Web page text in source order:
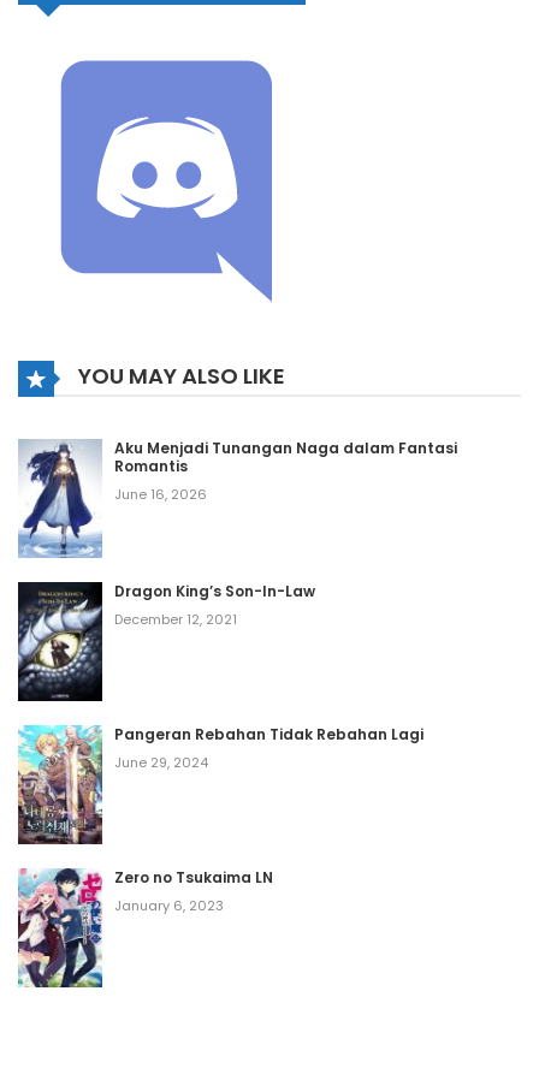
YOU MAY ALSO LIKE
Aku Menjadi Tunangan Naga dalam Fantasi
Romantis
June 16, 2026
Dragon King’s Son-In-Law
December 12, 2021
Pangeran Rebahan Tidak Rebahan Lagi
June 29, 2024
Zero no Tsukaima LN
January 6, 2023